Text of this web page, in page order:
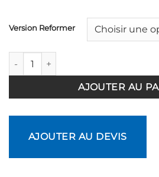
Version Reformer
quantité de Reformer Pilates R8-
AJOUTER AU
AJOUTER AU DEVIS